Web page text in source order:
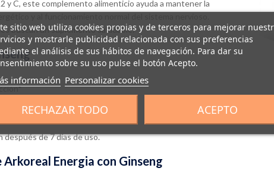
y C, este complemento alimenticio ayuda a mantener la
y al funcionamiento normal del sistema nervioso.
buscan un suplemento saludable.
de 7 días de uso.
Energia con Ginseng
sitio web utiliza cookies propias y de terceros para mejorar
y mostrarle publicidad relacionada con sus preferencias
el análisis de sus hábitos de navegación. Para dar su
sobre su uso pulse el botón Acepto.
información Personalizar cookies
RECHAZAR TODO ACEPTO